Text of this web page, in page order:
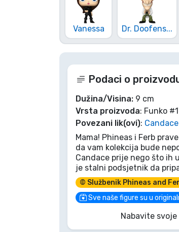
Vanessa Dr. Doofens...
Podaci o
Dužina/Visina: 9 cm
Vrsta proizvoda: Funko
Povezani lik(ovi): Candace
Mama! Phineas i Ferb
da vam kolekcija bude
Candace prije nego što ih
je stalni podsjetnik da
© Službenik Phineas and
Sve naše figure su u
Nabavite
Vrste proizvoda